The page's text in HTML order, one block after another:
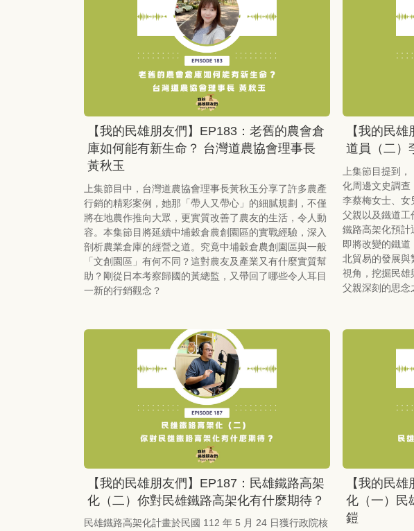
【我的民雄朋友們】EP183：老舊的農會倉
庫如何能有新生命？ 台灣道農協會理事長
黃秋玉
上集節目中，台灣道農協會理事長黃秋玉分享了許多農產
行銷的精彩案例，她那「帶人又帶心」的細膩規劃，不僅
將在地農作推向大眾，更實質改善了農友的生活，令人動
容。本集節目將延續中埔穀倉農創園區的實戰經驗，深入
剖析農業倉庫的經營之道。究竟中埔穀倉農創園區與一般
「文創園區」有何不同？這對農友及產業又有什麼實質幫
助？剛從日本考察歸國的黃總監，又帶回了哪些令人耳目
一新的行銷觀念？
【我的民
道員（二）
上集節目提到
化周邊文史調
李蔡梅女士、女
父親以及鐵道
鐵路高架化預計
即將改變的鐵
北貿易的發展與
視角，挖掘民雄
父親深刻的思念
【我的民雄朋友們】EP187：民雄鐵路高架
化（二）你對民雄鐵路高架化有什麼期待？
民雄鐵路高架化計畫於民國 112 年 5 月 24 日獲行政院核
【我的民
化（一）民
鎧